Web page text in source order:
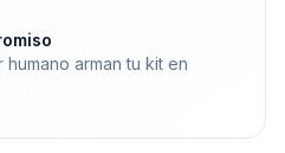
arman tu kit en